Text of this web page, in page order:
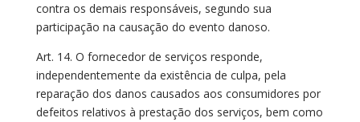
contra os demais responsáveis, segundo sua
participação na causação do evento danoso.
Art. 14. O fornecedor de serviços responde,
independentemente da existência de culpa, pela
reparação dos danos causados aos consumidores por
defeitos relativos à prestação dos serviços, bem como